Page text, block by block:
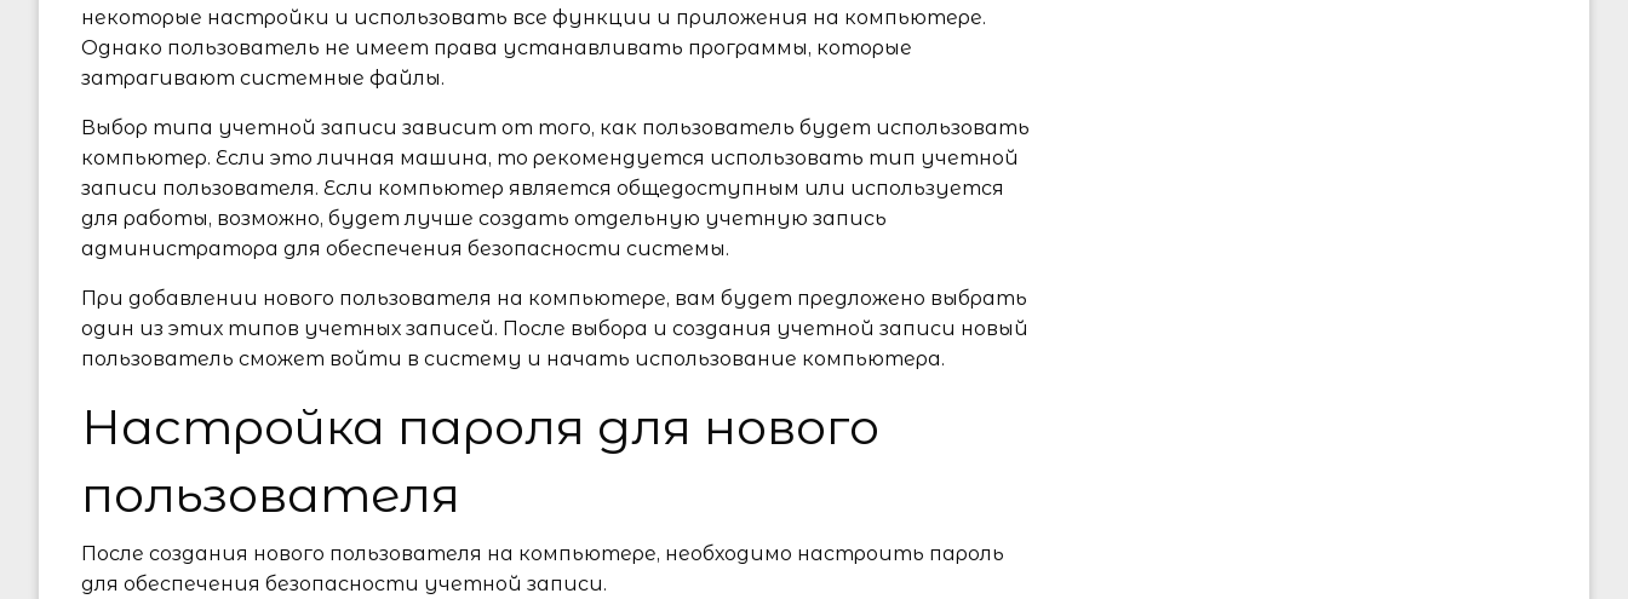
некоторые настройки и использовать все функции и приложения на компьютере.
Однако пользователь не имеет права устанавливать программы, которые
затрагивают системные файлы.
Выбор типа учетной записи зависит от того, как пользователь будет использовать
компьютер. Если это личная машина, то рекомендуется использовать тип учетной
записи пользователя. Если компьютер является общедоступным или используется
для работы, возможно, будет лучше создать отдельную учетную запись
администратора для обеспечения безопасности системы.
При добавлении нового пользователя на компьютере, вам будет предложено выбрать
один из этих типов учетных записей. После выбора и создания учетной записи новый
пользователь сможет войти в систему и начать использование компьютера.
Настройка пароля для нового
пользователя
После создания нового пользователя на компьютере, необходимо настроить пароль
для обеспечения безопасности учетной записи.